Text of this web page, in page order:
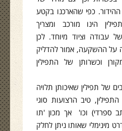
כפי שהארכנו בקטע
הינו מורכב ומצריך
עבודה וציוד מיוחד. לכן
על ההשקעה, אמור להדליק
וכשרותן של התפילין
של תפילין שאיכותן תלויה
טיב הרצועות סוגי
ספרדי) וכו' אך מכון 'תו
מינימלי שאותו ניתן לחלק